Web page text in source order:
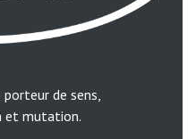
de sens,
et mutation.